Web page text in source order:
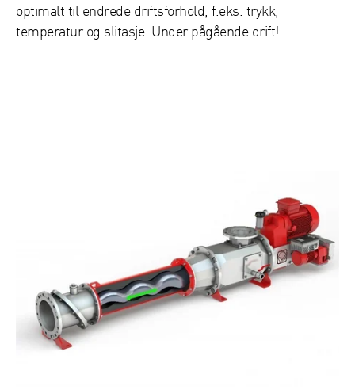
optimalt til endrede driftsforhold, f.eks. trykk,
temperatur og slitasje. Under pågående drift!